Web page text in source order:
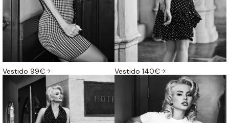
Vestido 99€ Vestido 140€